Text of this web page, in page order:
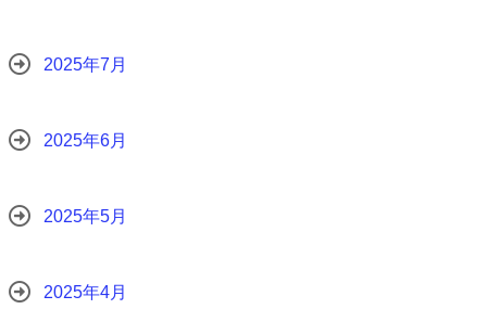
2025年7月
2025年6月
2025年5月
2025年4月